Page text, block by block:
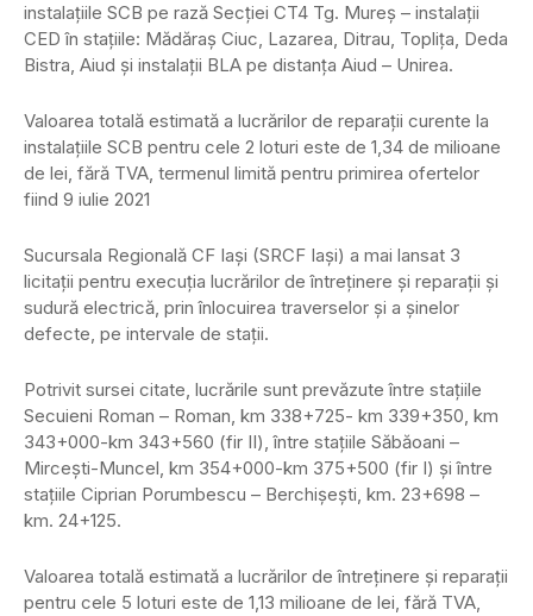
instalaţiile SCB pe rază Secţiei CT4 Tg. Mureş – instalaţii
CED în staţiile: Mădăraş Ciuc, Lazarea, Ditrau, Topliţa, Deda
Bistra, Aiud şi instalaţii BLA pe distanţa Aiud – Unirea.
Valoarea totală estimată a lucrărilor de reparaţii curente la
instalaţiile SCB pentru cele 2 loturi este de 1,34 de milioane
de lei, fără TVA, termenul limită pentru primirea ofertelor
fiind 9 iulie 2021
Sucursala Regională CF Iaşi (SRCF Iaşi) a mai lansat 3
licitaţii pentru execuţia lucrărilor de întreţinere şi reparaţii şi
sudură electrică, prin înlocuirea traverselor şi a şinelor
defecte, pe intervale de staţii.
Potrivit sursei citate, lucrările sunt prevăzute între staţiile
Secuieni Roman – Roman, km 338+725- km 339+350, km
343+000-km 343+560 (fir II), între staţiile Săbăoani –
Mirceşti-Muncel, km 354+000-km 375+500 (fir I) şi între
staţiile Ciprian Porumbescu – Berchişeşti, km. 23+698 –
km. 24+125.
Valoarea totală estimată a lucrărilor de întreţinere şi reparaţii
pentru cele 5 loturi este de 1,13 milioane de lei, fără TVA,